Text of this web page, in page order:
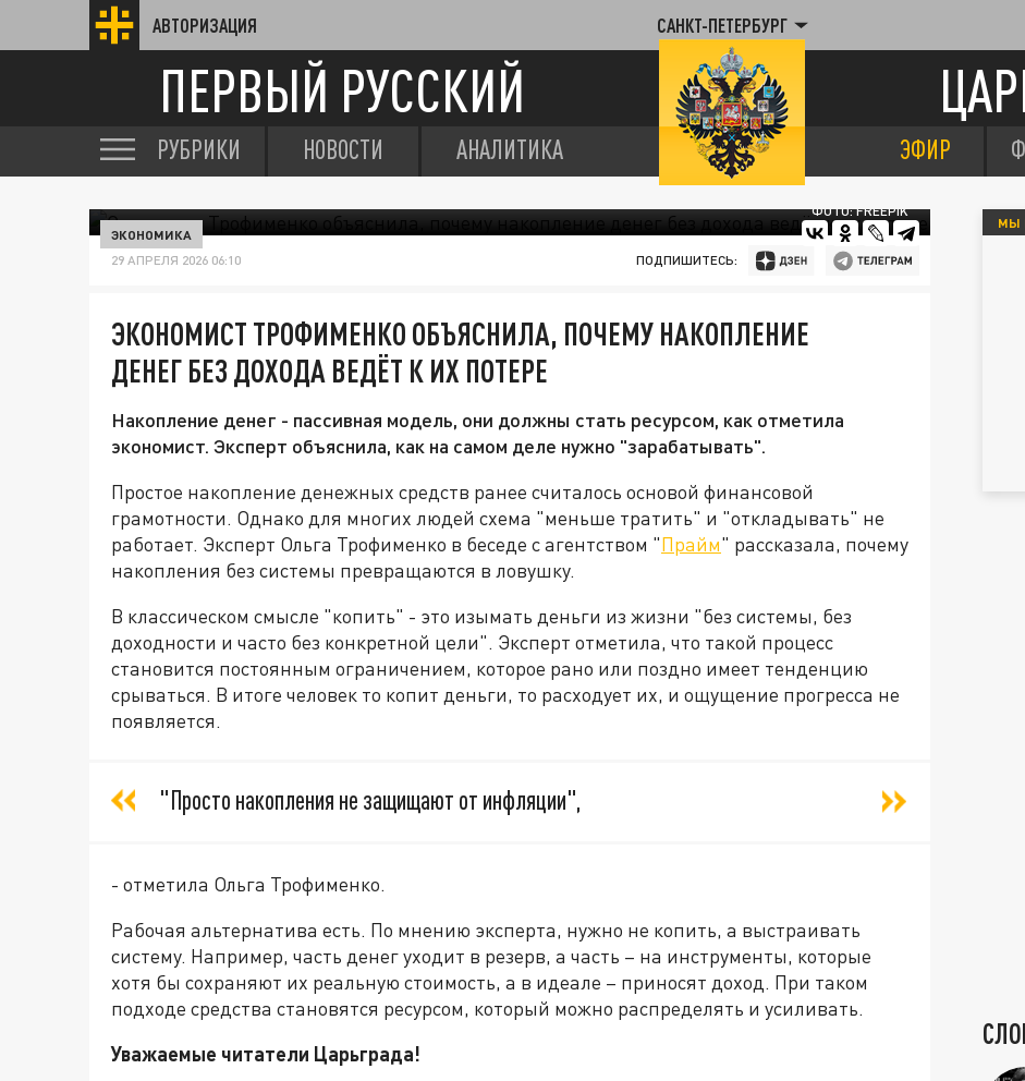
АВТОРИЗАЦИЯ САНКТ-ПЕТЕРБУРГ
ПЕРВЫЙ РУССКИЙ
РУБРИКИ НОВОСТИ АНАЛИТИКА ЭФИР
ФОТО: FREEPIK
ЭКОНОМИКА
29 АПРЕЛЯ 2026 06:10 ПОДПИШИТЕСЬ:
ЭКОНОМИСТ ТРОФИМЕНКО ОБЪЯСНИЛА, ПОЧЕМУ НАКОПЛЕНИЕ
ДЕНЕГ БЕЗ ДОХОДА ВЕДЁТ К ИХ ПОТЕРЕ
Накопление денег - пассивная модель, они должны стать ресурсом, как отметила
экономист. Эксперт объяснила, как на самом деле нужно "зарабатывать".
Простое накопление денежных средств ранее считалось основой финансовой
грамотности. Однако для многих людей схема "меньше тратить" и "откладывать" не
работает. Эксперт Ольга Трофименко в беседе с агентством "Прайм" рассказала, почему
накопления без системы превращаются в ловушку.
В классическом смысле "копить" - это изымать деньги из жизни "без системы, без
доходности и часто без конкретной цели". Эксперт отметила, что такой процесс
становится постоянным ограничением, которое рано или поздно имеет тенденцию
срываться. В итоге человек то копит деньги, то расходует их, и ощущение прогресса не
появляется.
"Просто накопления не защищают от инфляции",
- отметила Ольга Трофименко.
Рабочая альтернатива есть. По мнению эксперта, нужно не копить, а выстраивать
систему. Например, часть денег уходит в резерв, а часть – на инструменты, которые
хотя бы сохраняют их реальную стоимость, а в идеале – приносят доход. При таком
подходе средства становятся ресурсом, который можно распределять и усиливать.
Уважаемые читатели Царьграда!
МЫ